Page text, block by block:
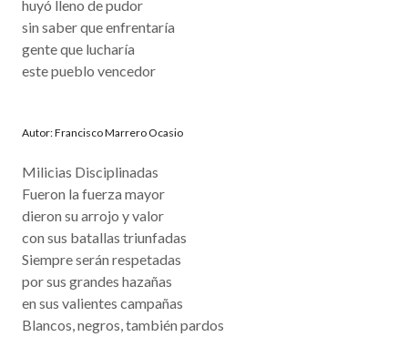
huyó lleno de pudor
sin saber que enfrentaría
gente que lucharía
este pueblo vencedor
Autor: Francisco Marrero Ocasio
Milicias Disciplinadas
Fueron la fuerza mayor
dieron su arrojo y valor
con sus batallas triunfadas
Siempre serán respetadas
por sus grandes hazañas
en sus valientes campañas
Blancos, negros, también pardos